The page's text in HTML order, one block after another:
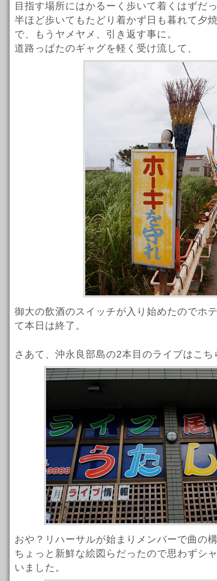
目指す場所にはかるーく歩いて着くはずだ
半ほど歩いてもたどり着かず日も暮れて夕
で、もうヤメヤメ、引き返す事に。
道路っぱたのギャグを軽く受け流して、
御大の飲酒のスイッチが入り始めたのでホ
て本日は終了。
さあて、沖永良部島の2本目のライブはこ
おや？リハーサルが始まりメンバーで曲の
ちょっと新鮮な絵図らだったので思わずシ
いました。